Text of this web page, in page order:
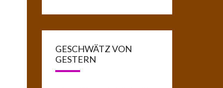
GESCHWÄTZ VON
GESTERN